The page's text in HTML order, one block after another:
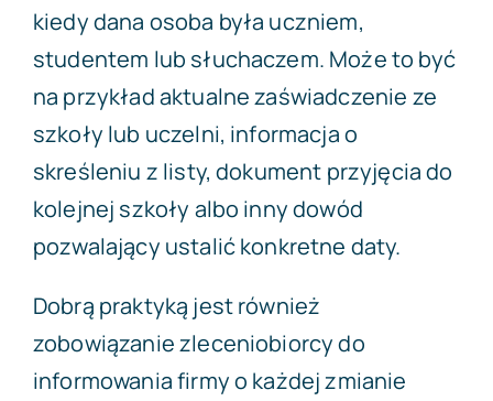
kiedy dana osoba była uczniem,
studentem lub słuchaczem. Może to być
na przykład aktualne zaświadczenie ze
szkoły lub uczelni, informacja o
skreśleniu z listy, dokument przyjęcia do
kolejnej szkoły albo inny dowód
pozwalający ustalić konkretne daty.
Dobrą praktyką jest również
zobowiązanie zleceniobiorcy do
informowania firmy o każdej zmianie